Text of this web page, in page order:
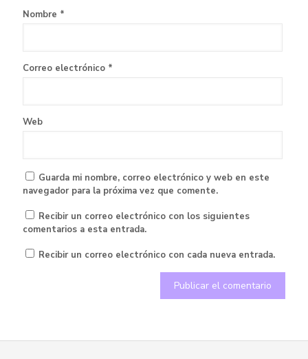
Nombre *
Correo electrónico *
Web
Guarda mi nombre, correo electrónico y web en este
navegador para la próxima vez que comente.
Recibir un correo electrónico con los siguientes
comentarios a esta entrada.
Recibir un correo electrónico con cada nueva entrada.